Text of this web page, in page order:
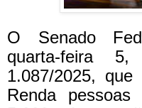
O Senado
quarta-feira
1.087/2025,
Renda